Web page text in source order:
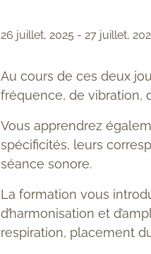
26 juillet, 2025 - 27 juillet,
Au cours de ces deux
fréquence, de vibration,
Vous apprendrez
spécificités, leurs
séance sonore.
La formation vous
d’harmonisation et
respiration, placement